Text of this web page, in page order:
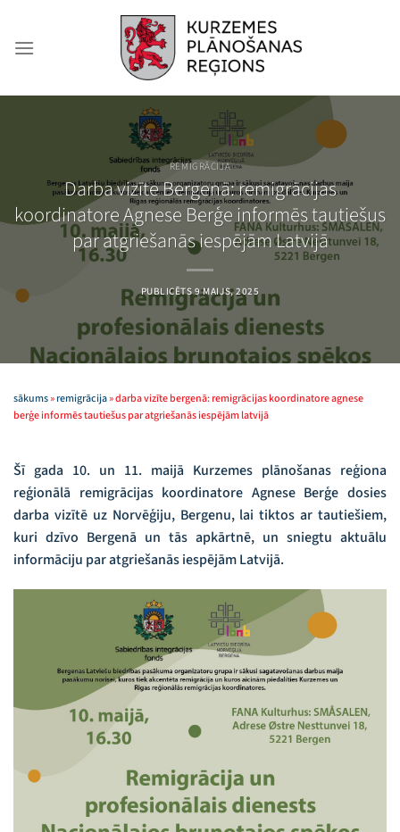
content
REMIGRĀCIJA
Darba vizīte Bergenā: remigrācijas
koordinatore Agnese Berģe informēs tautiešus
par atgriešanās iespējām Latvijā
PUBLICĒTS9 MAIJS, 2025
sākums»remigrācija»darba vizīte bergenā: remigrācijas koordinatore agnese
berģe informēs tautiešus par atgriešanās iespējām latvijā
Šī gada 10. un 11. maijā Kurzemes plānošanas reģiona
reģionālā remigrācijas koordinatore Agnese Berģe dosies
darba vizītē uz Norvēģiju, Bergenu, lai tiktos ar tautiešiem,
kuri dzīvo Bergenā un tās apkārtnē, un sniegtu aktuālu
informāciju par atgriešanās iespējām Latvijā.